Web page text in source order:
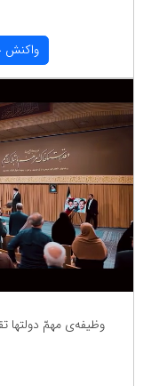
واكنش
وظیفه‌ی مهمّ